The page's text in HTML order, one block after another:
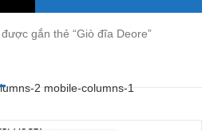
gắn thẻ “Giò đĩa Deore”
2 mobile-columns-1